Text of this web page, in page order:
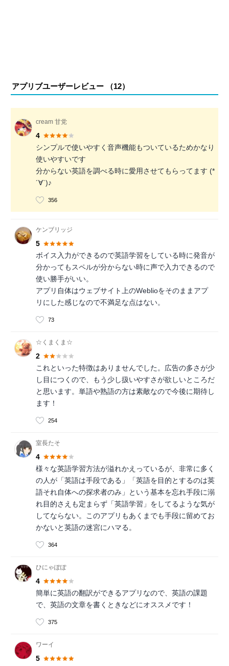
アプリブユーザーレビュー （12）
cream 甘党
4
シンプルで使いやすく音声機能もついているためかなり
使いやすいです
分からない英語を調べる時に愛用させてもらってます (*
´∀`)♪
356
ケンブリッジ
5
ボイス入力ができるので英語学習をしている時に発音が
分かってもスペルが分からない時に声で入力できるので
使い勝手がいい。
アプリ自体はウェブサイト上のWeblioをそのままアプ
リにした感じなので不満足な点はない。
73
☆くまくま☆
2
これといった特徴はありませんでした。広告の多さが少
し目につくので、もう少し扱いやすさが欲しいところだ
と思います。単語や熟語の方は素敵なので今後に期待し
ます！
254
室長たそ
4
様々な英語学習方法が溢れかえっているが、非常に多く
の人が「英語は手段である」「英語を目的とするのは英
語それ自体への探求者のみ」という基本を忘れ手段に溺
れ目的さえも定まらず「英語学習」をしてるような気が
してならない。このアプリもあくまでも手段に留めてお
かないと英語の迷宮にハマる。
364
ひにゃぽぽ
4
簡単に英語の翻訳ができるアプリなので、英語の課題
で、英語の文章を書くときなどにオススメです！
375
ワーイ
5